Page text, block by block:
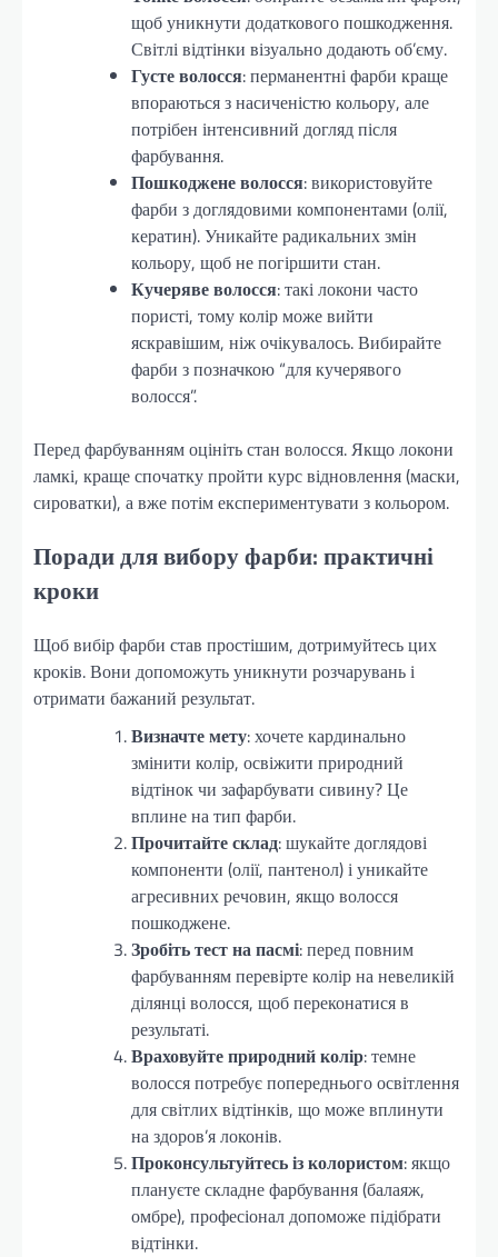
щоб уникнути додаткового пошкодження.
Світлі відтінки візуально додають об’єму.
Густе волосся: перманентні фарби краще
впораються з насиченістю кольору, але
потрібен інтенсивний догляд після
фарбування.
Пошкоджене волосся: використовуйте
фарби з доглядовими компонентами (олії,
кератин). Уникайте радикальних змін
кольору, щоб не погіршити стан.
Кучеряве волосся: такі локони часто
пористі, тому колір може вийти
яскравішим, ніж очікувалось. Вибирайте
фарби з позначкою “для кучерявого
волосся”.
Перед фарбуванням оцініть стан волосся. Якщо локони
ламкі, краще спочатку пройти курс відновлення (маски,
сироватки), а вже потім експериментувати з кольором.
Поради для вибору фарби: практичні
кроки
Щоб вибір фарби став простішим, дотримуйтесь цих
кроків. Вони допоможуть уникнути розчарувань і
отримати бажаний результат.
Визначте мету: хочете кардинально
змінити колір, освіжити природний
відтінок чи зафарбувати сивину? Це
вплине на тип фарби.
Прочитайте склад: шукайте доглядові
компоненти (олії, пантенол) і уникайте
агресивних речовин, якщо волосся
пошкоджене.
Зробіть тест на пасмі: перед повним
фарбуванням перевірте колір на невеликій
ділянці волосся, щоб переконатися в
результаті.
Враховуйте природний колір: темне
волосся потребує попереднього освітлення
для світлих відтінків, що може вплинути
на здоров’я локонів.
Проконсультуйтесь із колористом: якщо
плануєте складне фарбування (балаяж,
омбре), професіонал допоможе підібрати
відтінки.